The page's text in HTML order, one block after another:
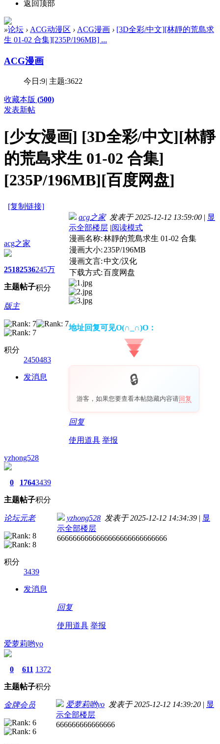
返回顶部
»论坛 › ACG动漫区 › ACG漫画 › [3D全彩/中文][林靜的荒島求
生 01-02 合集][235P/196MB] ...
ACG漫画
今日:9| 主题:3622
收藏本版 (500)
发表新帖
[少女漫画] [3D全彩/中文][林靜
的荒島求生 01-02 合集]
[235P/196MB][百度网盘]
[复制链接]
acg之家
2518
主题
2536
帖子
245万
积分
版主
积分
2450483
发消息
acg之家发表于 2025-12-12 13:59:00 | 显
示全部楼层 |阅读模式
漫画名称:林靜的荒島求生 01-02 合集
漫画大小: 235P/196MB
漫画文言:中文/汉化
下载方式:百度网盘
地址回复可见O(∩_∩)O：
游客，如果您要查看本帖隐藏内容请回复
回复
使用道具 举报
yzhong528
0
主题
1764
帖子
3439
积分
论坛元老
积分
3439
发消息
yzhong528 发表于 2025-12-12 14:34:39 | 显
示全部楼层
6666666666666666666666666666
回复
使用道具 举报
爱萝莉哟yo
0
主题
611
帖子
1372
积分
金牌会员 爱萝莉哟yo 发表于 2025-12-12 14:39:20 | 显
示全部楼层
666666666666666